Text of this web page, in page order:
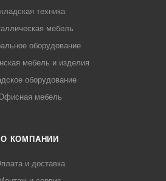
техника
мебель
оборудование
мебель и изделия
оборудование
мебель
О КОМПАНИИ
и доставка